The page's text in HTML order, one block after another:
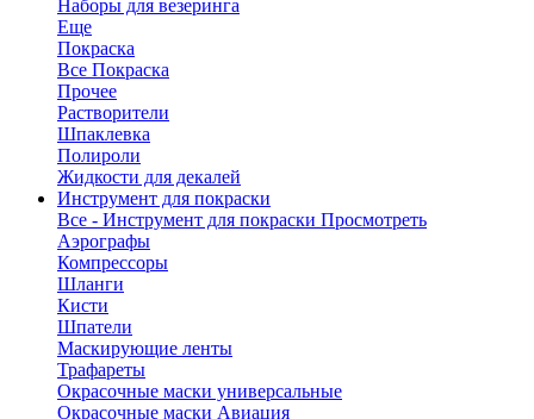
Наборы для везеринга
Еще
Покраска
Все Покраска
Прочее
Растворители
Шпаклевка
Полироли
Жидкости для декалей
Инструмент для покраски
Все - Инструмент для покраски Просмотреть
Аэрографы
Компрессоры
Шланги
Кисти
Шпатели
Маскирующие ленты
Трафареты
Окрасочные маски универсальные
Окрасочные маски Авиация